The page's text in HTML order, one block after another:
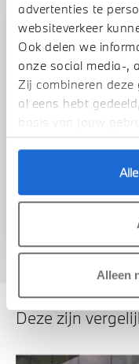
advertenties te
websiteverkeer
Ook delen we
onze social media-,
Zij combineren deze
al eens hebt
basis van jouw
Alleen
Uw auto
Voorstel
Deze zijn